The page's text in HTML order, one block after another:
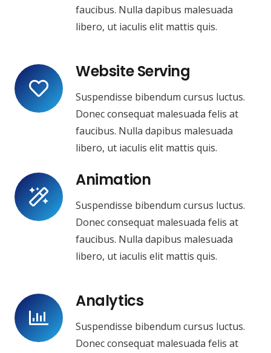
faucibus. Nulla dapibus malesuada
libero, ut iaculis elit mattis quis.
Website Serving
Suspendisse bibendum cursus luctus.
Donec consequat malesuada felis at
faucibus. Nulla dapibus malesuada
libero, ut iaculis elit mattis quis.
Animation
Suspendisse bibendum cursus luctus.
Donec consequat malesuada felis at
faucibus. Nulla dapibus malesuada
libero, ut iaculis elit mattis quis.
Analytics
Suspendisse bibendum cursus luctus.
Donec consequat malesuada felis at